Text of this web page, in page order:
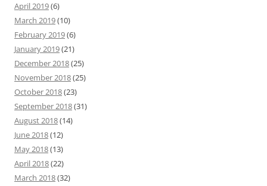
April 2019(6)
March 2019(10)
February 2019(6)
January 2019(21)
December 2018(25)
November 2018(25)
October 2018(23)
September 2018(31)
August 2018(14)
June 2018(12)
May 2018(13)
April 2018(22)
March 2018(32)